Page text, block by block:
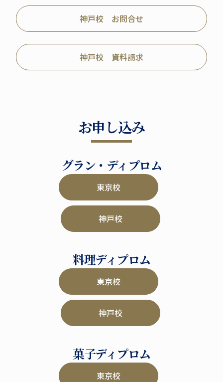
神戸校 お問合せ
神戸校 資料請求
お申し込み
グラン・ディプロム
東京校
神戸校
料理ディプロム
東京校
神戸校
菓子ディプロム
東京校